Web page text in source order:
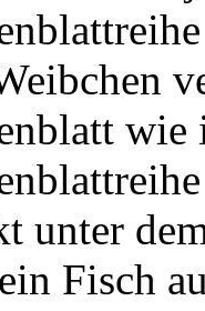
unter
Fisch